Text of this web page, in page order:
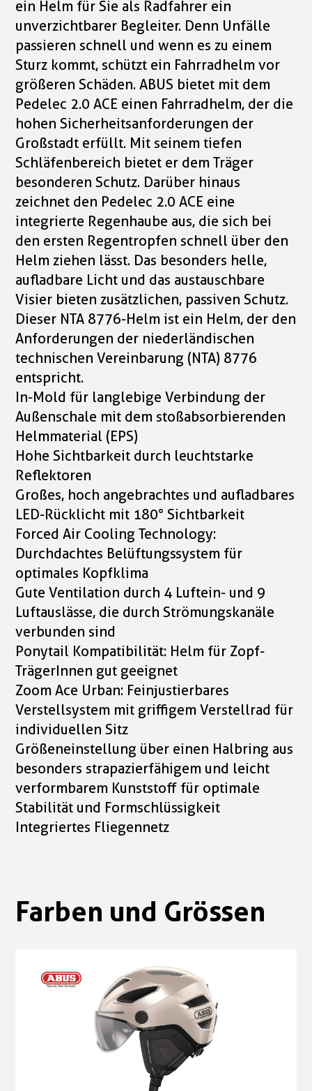
ein Helm für Sie als Radfahrer ein
unverzichtbarer Begleiter. Denn Unfälle
passieren schnell und wenn es zu einem
Sturz kommt, schützt ein Fahrradhelm vor
größeren Schäden. ABUS bietet mit dem
Pedelec 2.0 ACE einen Fahrradhelm, der die
hohen Sicherheitsanforderungen der
Großstadt erfüllt. Mit seinem tiefen
Schläfenbereich bietet er dem Träger
besonderen Schutz. Darüber hinaus
zeichnet den Pedelec 2.0 ACE eine
integrierte Regenhaube aus, die sich bei
den ersten Regentropfen schnell über den
Helm ziehen lässt. Das besonders helle,
aufladbare Licht und das austauschbare
Visier bieten zusätzlichen, passiven Schutz.
Dieser NTA 8776-Helm ist ein Helm, der den
Anforderungen der niederländischen
technischen Vereinbarung (NTA) 8776
entspricht.
In-Mold für langlebige Verbindung der
Außenschale mit dem stoßabsorbierenden
Helmmaterial (EPS)
Hohe Sichtbarkeit durch leuchtstarke
Reflektoren
Großes, hoch angebrachtes und aufladbares
LED-Rücklicht mit 180° Sichtbarkeit
Forced Air Cooling Technology:
Durchdachtes Belüftungssystem für
optimales Kopfklima
Gute Ventilation durch 4 Luftein- und 9
Luftauslässe, die durch Strömungskanäle
verbunden sind
Ponytail Kompatibilität: Helm für Zopf-
TrägerInnen gut geeignet
Zoom Ace Urban: Feinjustierbares
Verstellsystem mit griffigem Verstellrad für
individuellen Sitz
Größeneinstellung über einen Halbring aus
besonders strapazierfähigem und leicht
verformbarem Kunststoff für optimale
Stabilität und Formschlüssigkeit
Integriertes Fliegennetz
Farben und Grössen